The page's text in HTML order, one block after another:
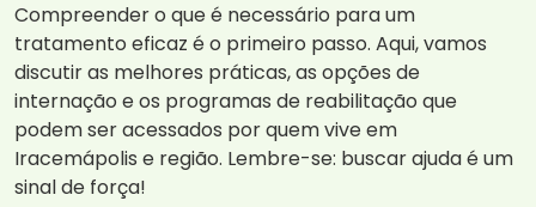
Compreender o que é necessário para um
tratamento eficaz é o primeiro passo. Aqui, vamos
discutir as melhores práticas, as opções de
internação e os programas de reabilitação que
podem ser acessados por quem vive em
Iracemápolis e região. Lembre-se: buscar ajuda é um
sinal de força!